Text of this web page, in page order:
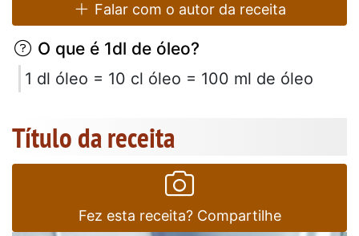
Falar com o autor da receita
O que é 1dl de óleo?
1 dl óleo = 10 cl óleo = 100 ml de óleo
Título da receita
Fez esta receita? Compartilhe